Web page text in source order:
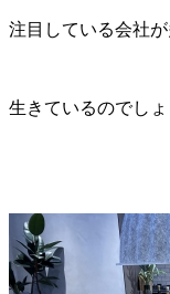
注目している会社
生きているのでしょ